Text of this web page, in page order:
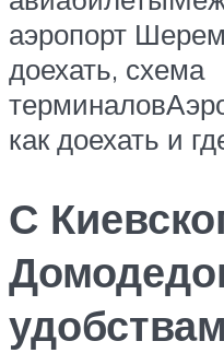
аэропорт
доехать, схема
как доехать и
С